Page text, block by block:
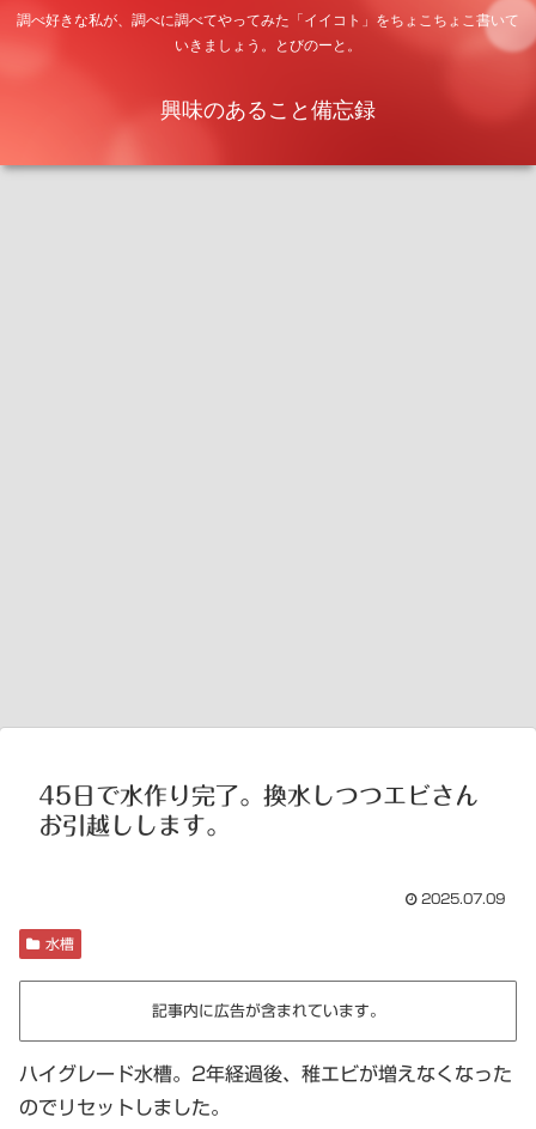
調べ好きな私が、調べに調べてやってみた「イイコト」をちょこちょこ書いて
いきましょう。とびのーと。
興味のあること備忘録
45日で水作り完了。換水しつつエビさん
お引越しします。
2025.07.09
水槽
記事内に広告が含まれています。
ハイグレード水槽。2年経過後、稚エビが増えなくなった
のでリセットしました。